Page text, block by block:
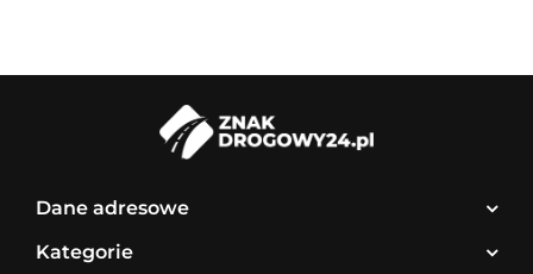
Dane adresowe
Kategorie